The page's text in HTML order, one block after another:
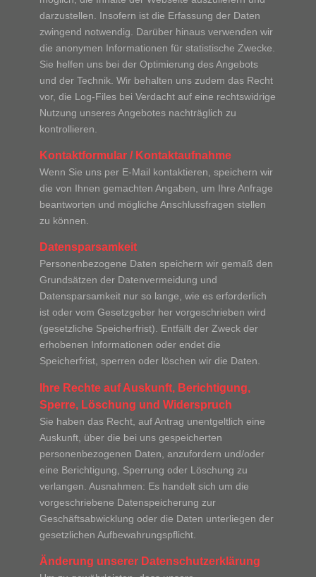
darzustellen. Insofern ist die Erfassung der Daten
zwingend notwendig. Darüber hinaus verwenden wir
die anonymen Informationen für statistische Zwecke.
Sie helfen uns bei der Optimierung des Angebots
und der Technik. Wir behalten uns zudem das Recht
vor, die Log-Files bei Verdacht auf eine rechtswidrige
Nutzung unseres Angebotes nachträglich zu
kontrollieren.
Kontaktformular / Kontaktaufnahme
Wenn Sie uns per E-Mail kontaktieren, speichern wir
die von Ihnen gemachten Angaben, um Ihre Anfrage
beantworten und mögliche Anschlussfragen stellen
zu können.
Datensparsamkeit
Personenbezogene Daten speichern wir gemäß den
Grundsätzen der Datenvermeidung und
Datensparsamkeit nur so lange, wie es erforderlich
ist oder vom Gesetzgeber her vorgeschrieben wird
(gesetzliche Speicherfrist). Entfällt der Zweck der
erhobenen Informationen oder endet die
Speicherfrist, sperren oder löschen wir die Daten.
Ihre Rechte auf Auskunft, Berichtigung,
Sperre, Löschung und Widerspruch
Sie haben das Recht, auf Antrag unentgeltlich eine
Auskunft, über die bei uns gespeicherten
personenbezogenen Daten, anzufordern und/oder
eine Berichtigung, Sperrung oder Löschung zu
verlangen. Ausnahmen: Es handelt sich um die
vorgeschriebene Datenspeicherung zur
Geschäftsabwicklung oder die Daten unterliegen der
gesetzlichen Aufbewahrungspflicht.
Änderung unserer Datenschutzerklärung